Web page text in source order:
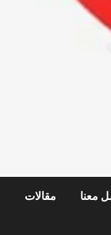
معنا مقالات